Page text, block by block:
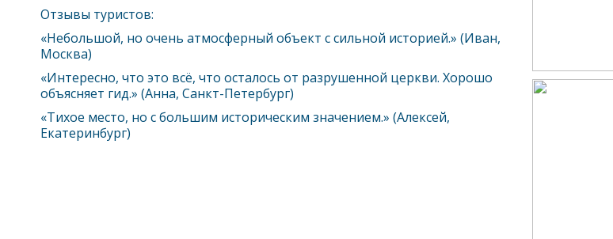
Отзывы туристов:
«Небольшой, но очень атмосферный объект с сильной историей.» (Иван,
Москва)
«Интересно, что это всё, что осталось от разрушенной церкви. Хорошо
объясняет гид.» (Анна, Санкт-Петербург)
«Тихое место, но с большим историческим значением.» (Алексей,
Екатеринбург)